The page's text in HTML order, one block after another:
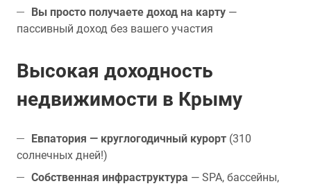
Вы просто получаете доход на карту —
пассивный доход без вашего участия
Высокая доходность
недвижимости в Крыму
Евпатория — круглогодичный курорт (310
солнечных дней!)
Собственная инфраструктура — SPA, бассейны,